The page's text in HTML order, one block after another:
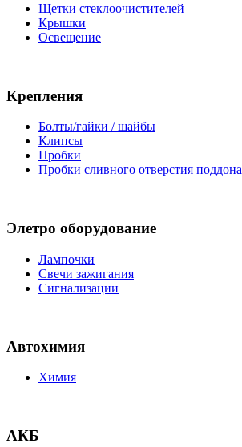
Щетки стеклоочистителей
Крышки
Освещение
Крепления
Болты/гайки / шайбы
Клипсы
Пробки
Пробки сливного отверстия поддона
Элетро оборудование
Лампочки
Свечи зажигания
Сигнализации
Автохимия
Химия
АКБ